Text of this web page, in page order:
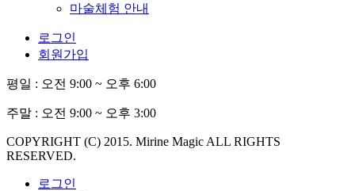
마술체험 안내
로그인
회원가입
평일 : 오전 9:00 ~ 오후 6:00
주말 : 오전 9:00 ~ 오후 3:00
COPYRIGHT (C) 2015. Mirine Magic ALL RIGHTS
RESERVED.
로그인